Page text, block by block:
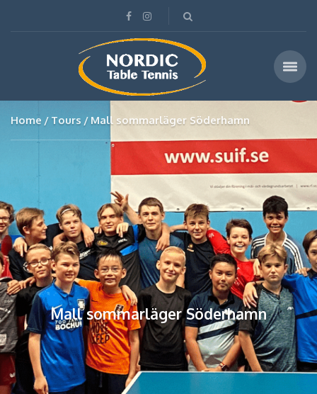
Home Tours Mall sommarläger Söderhamn
Mall sommarläger Söderhamn